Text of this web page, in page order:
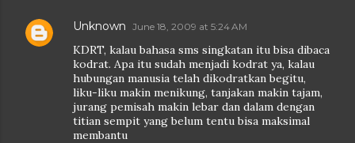
Unknown June 18, 2009 at 5:24 AM
KDRT, kalau bahasa sms singkatan itu bisa dibaca
kodrat. Apa itu sudah menjadi kodrat ya, kalau
hubungan manusia telah dikodratkan begitu,
liku-liku makin menikung, tanjakan makin tajam,
jurang pemisah makin lebar dan dalam dengan
titian sempit yang belum tentu bisa maksimal
membantu